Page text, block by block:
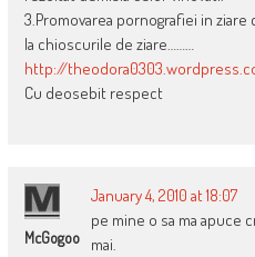
3.Promovarea pornografiei in
la chioscurile de ziare………
http://
Cu deosebit respect
McGogoo
January 4, 2010 at 18:07
pe mine o sa ma apuce
mai.